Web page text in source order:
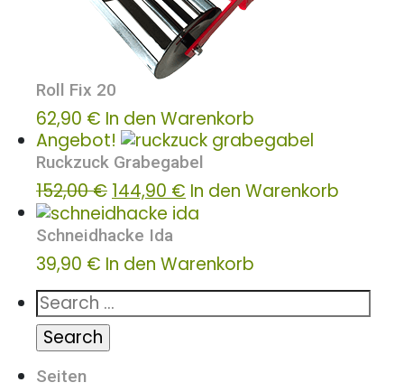
Roll Fix 20
62,90 € In den Warenkorb
Angebot!
Ruckzuck Grabegabel
152,00€ Ursprünglicher
Preis
war:
152,00 €
144,90 € Aktueller
Preis
144,90 €.
In den Warenkorb
Schneidhacke Ida
39,90 € In den Warenkorb
Search
for:
Seiten